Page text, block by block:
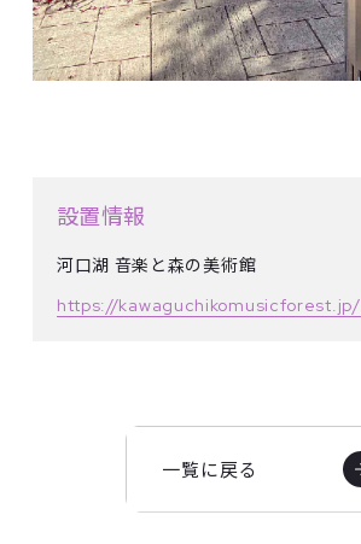
設置情報
河口湖 音楽と森の美術館
https://kawaguchikomusicforest.jp/
一覧に戻る